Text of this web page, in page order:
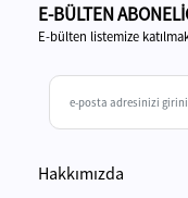
E-BÜLTEN
E-bülten listemize
Hakkımızda